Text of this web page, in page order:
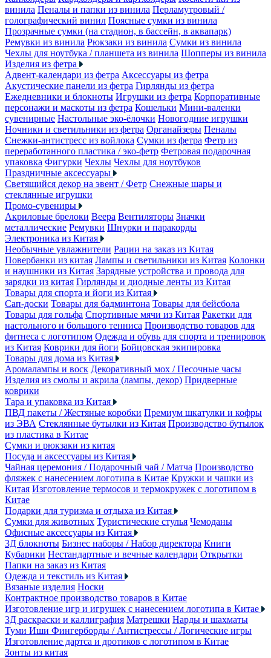
винила Пеналы и папки из винила Перламутровый /
голографический винил Поясные сумки из винила
Прозрачные сумки (на стадион, в бассейн, в аквапарк)
Ремувки из винила Рюкзаки из винила Сумки из винила
Чехлы для ноутбука / планшета из винила Шопперы из винила
Изделия из фетра
Адвент-календари из фетра Аксессуары из фетра
Акустические панели из фетра Гирлянды из фетра
Ежедневники и блокноты Игрушки из фетра Корпоративные
персонажи и маскоты из фетра Кошельки Мини-валенки
сувенирные Настольные эко-ёлочки Новогодние игрушки
Ночники и светильники из фетра Органайзеры Пеналы
Снежки-антистресс из войлока Сумки из фетра Фетр из
переработанного пластика / эко-фетр Фетровая подарочная
упаковка Фигурки Чехлы Чехлы для ноутбуков
Праздничные аксессуары
Светящийся декор на эвент / Фетр Снежные шары и
стеклянные игрушки
Промо-сувениры
Акриловые брелоки Веера Вентиляторы Значки
металлические Ремувки Шнурки и паракорды
Электроника из Китая
Необычные увлажнители Рации на заказ из Китая
Повербанки из китая Лампы и светильники из Китая Колонки
и наушники из Китая Зарядные устройства и провода для
зарядки из китая Гирлянды и диодные ленты из Китая
Товары для спорта и йоги из Китая
Сап-доски Товары для бадминтона Товары для бейсбола
Товары для гольфа Спортивные мячи из Китая Ракетки для
настольного и большого тенниса Производство товаров для
фитнеса с логотипом Одежда и обувь для спорта и тренировок
из Китая Коврики для йоги Бойцовская экипировка
Товары для дома из Китая
Аромалампы и воск Декоративный мох / Песочные часы
Изделия из смолы и акрила (лампы, декор) Придверные
коврики
Тара и упаковка из Китая
ПВД пакеты / Жестяные коробки Премиум шкатулки и кофры
из ЭВА Стеклянные бутылки из Китая Производство бутылок
из пластика в Китае
Сумки и рюкзаки из китая
Посуда и аксессуары из Китая
Чайная церемония / Подарочный чай / Матча Производство
фляжек с нанесением логотипа в Китае Кружки и чашки из
Китая Изготовление термосов и термокружек с логотипом в
Китае
Подарки для туризма и отдыха из Китая
Сумки для животных Туристические стулья Чемоданы
Офисные аксессуары из Китая
3Д блокноты Бизнес наборы / Набор директора Книги
Кубарики Нестандартные и вечные календари Открытки
Папки на заказ из Китая
Одежда и текстиль из Китая
Вязаные изделия Носки
Контрактное производство товаров в Китае
Изготовление игр и игрушек с нанесением логотипа в Китае
3Д раскраски и каллиграфия Матрешки Нарды и шахматы
Туми Иши Фингерборды / Антистрессы / Логические игры
Изготовление дартса и дротиков с логотипом в Китае
Зонты из китая